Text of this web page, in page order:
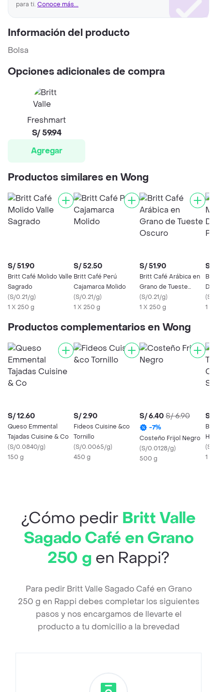
para ti. Conoce más...
Información del producto
Bolsa
Opciones adicionales de compra
Freshmart
S/ 59.94
Agregar
Productos similares en Wong
S/ 51.90
Britt Café Molido Valle
Sagrado
(S/0.21/g)
1 X 250 g
S/ 52.50
Britt Café Perú
Cajamarca Molido
(S/0.21/g)
1 X 250 g
S/ 51.90
Britt Café Arábica en
Grano de Tueste
Oscuro
(S/0.21/g)
1 X 250 g
S/
(S/
1 X
Productos complementarios en Wong
S/ 12.60
Queso Emmental
Tajadas Cuisine & Co
(S/0.0840/g)
150 g
S/ 2.90
Fideos Cuisine &co
Tornillo
(S/0.0065/g)
450 g
S/ 6.40 S/ 6.90
-7%
Costeño Frijol Negro
(S/0.0128/g)
500 g
S/
(S/
1 X
¿Cómo pedir Britt Valle
Sagado Café en Grano
250 g en Rappi?
Para pedir Britt Valle Sagado Café en Grano
250 g en Rappi debes completar los siguientes
pasos y nos encargamos de llevarte el
producto a tu domicilio a la brevedad